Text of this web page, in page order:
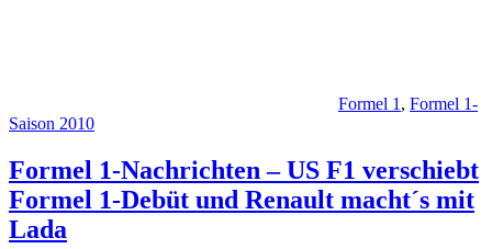
Formel 1 , Formel 1-
Saison 2010
Formel 1-Nachrichten – US F1 verschiebt
Formel 1-Debüt und Renault macht´s mit
Lada